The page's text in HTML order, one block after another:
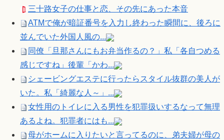
三十路女子の仕事と恋、その先にあった本音
ATMで俺が暗証番号を入力し終わった瞬間に、後ろに
並んでいた外国人風の...
同僚「旦那さんにもお弁当作るの？」私「各自つめる
感じですね」後輩「かわ...
シェービングエステに行ったらスタイル抜群の美人が
いた。私「綺麗な人～」...
女性用のトイレに入る男性を犯罪扱いするなって無理
あるよね。犯罪者にはも...
母がホームに入りたいと言ってるのに、弟夫婦が母の